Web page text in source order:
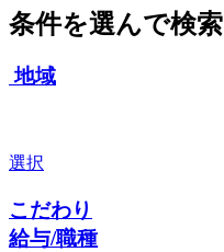
条件を選んで検索
地域
選択
こだわり
給与/職種